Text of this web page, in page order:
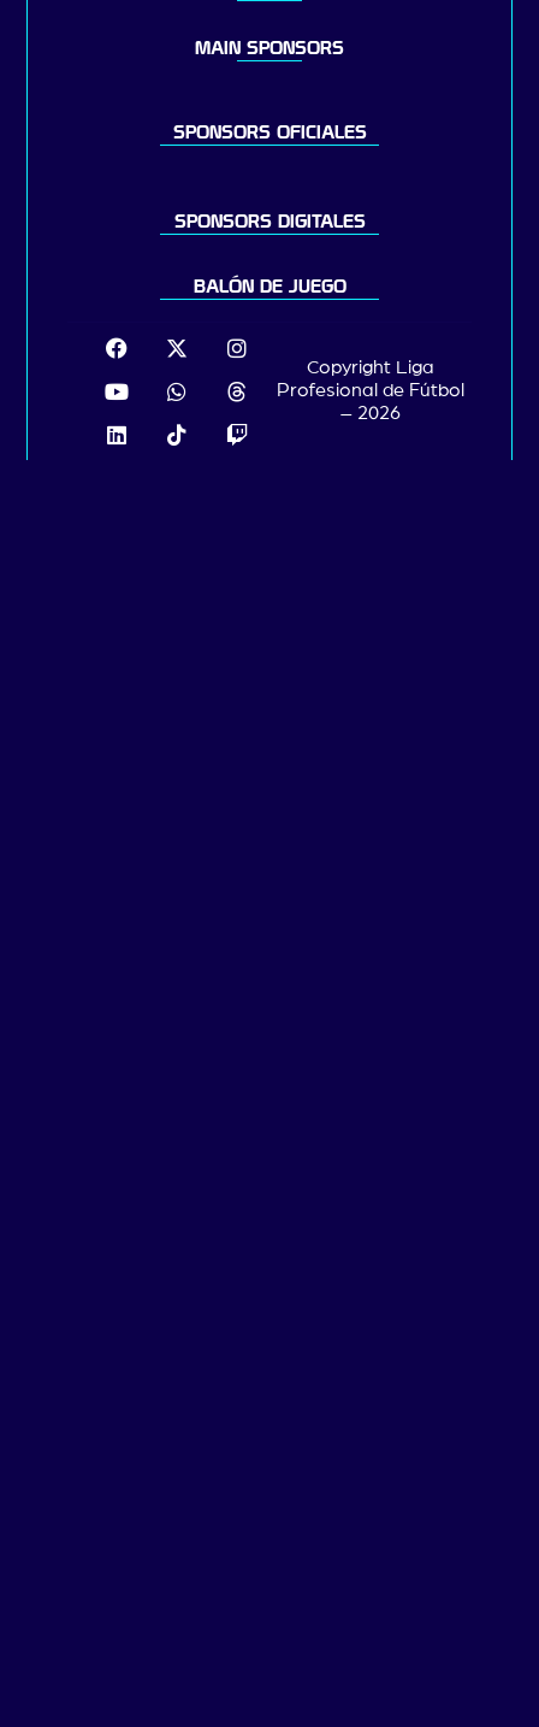
MAIN SPONSORS
SPONSORS OFICIALES
SPONSORS DIGITALES
BALÓN DE JUEGO
Copyright Liga
Profesional de Fútbol
– 2026